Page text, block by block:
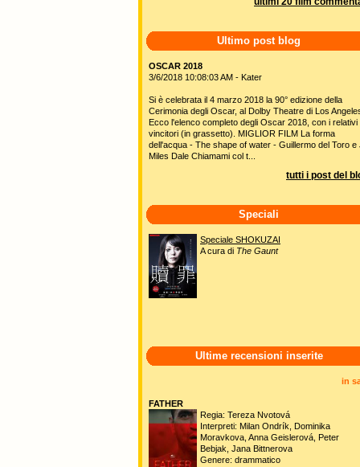
Ultimo post blog
OSCAR 2018
3/6/2018 10:08:03 AM - Kater
Si è celebrata il 4 marzo 2018 la 90° edizione della
Cerimonia degli Oscar, al Dolby Theatre di Los
Ecco l'elenco completo degli Oscar 2018, con i relativi
vincitori (in grassetto). MIGLIOR FILM La forma
dell'acqua - The shape of water - Guillermo del Toro e
Miles Dale Chiamami col t...
tutti i post del
Speciali
Speciale SHOKUZAI
A cura di The Gaunt
Ultime recensioni inserite
in
FATHER
Regia: Tereza Nvotová
Interpreti: Milan Ondrík, Dominika
Moravkova, Anna Geislerová, Peter
Bebjak, Jana Bittnerova
Genere: drammatico